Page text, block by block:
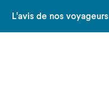
L'avis de nos voyageurs